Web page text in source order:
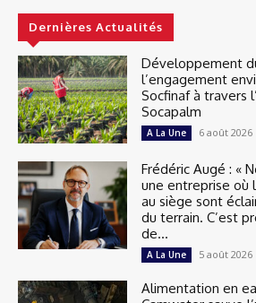
Dernières Actualités
Développement
l’engagement
Socfinaf à travers
Socapalm
A La Une 6 août 2026
Frédéric Augé : «
une entreprise où
au siège sont
du terrain. C’est
de...
A La Une 5 août 2026
Alimentation en